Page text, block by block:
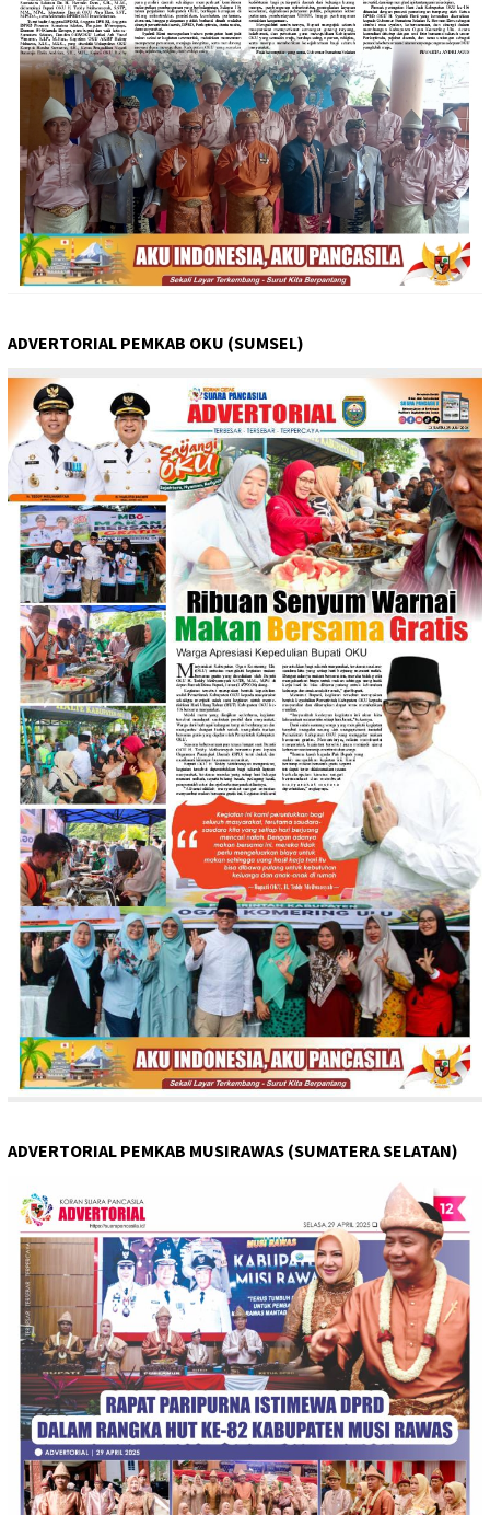
ADVERTORIAL PEMKAB OKU (SUMSEL)
ADVERTORIAL PEMKAB MUSIRAWAS (SUMATERA SELATAN)